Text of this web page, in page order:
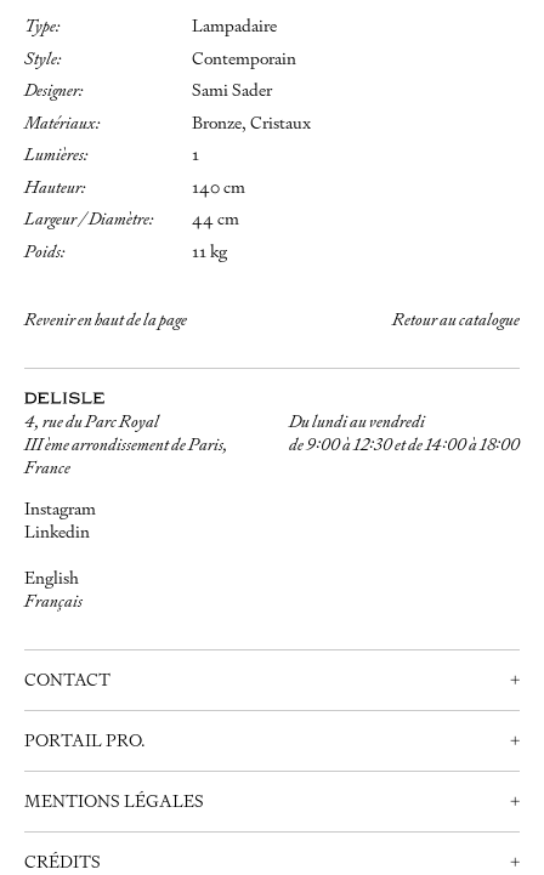
Type:
Lampadaire
Style:
Contemporain
Designer:
Sami Sader
Matériaux:
Bronze, Cristaux
Lumières:
1
Hauteur:
140 cm
Largeur / Diamètre:
44 cm
Poids:
11 kg
Revenir en haut de la page Retour au catalogue
4, rue du Parc Royal
III ème arrondissement de Paris,
France
Du lundi au vendredi
de 9:00 à 12:30 et de 14:00 à 18:00
Instagram
Linkedin
English
Français
CONTACT
+
PORTAIL PRO.
+
Nous contacter
MENTIONS LÉGALES
+
CRÉDITS +